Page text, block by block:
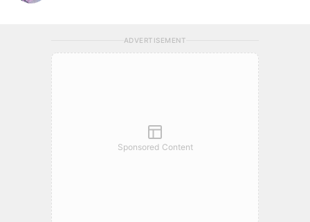
ADVERTISEMENT
Sponsored Content